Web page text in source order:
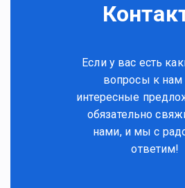
Если у вас есть
вопросы к нам
интересные
обязательно
нами, и мы с
ответим!